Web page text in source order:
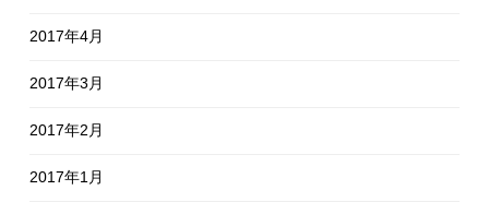
2017年4月
2017年3月
2017年2月
2017年1月